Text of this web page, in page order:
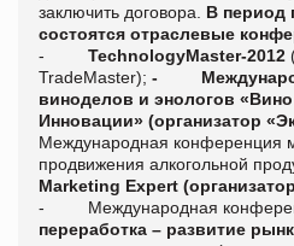
заключить договора.
В период
состоятся отраслевые
- TechnologyMaster-2012
TradeMaster); -
виноделов и энологов
Инновации» (организатор
Международная конференция
продвижения алкогольной
Marketing Expert
- Международная
переработка – развитие